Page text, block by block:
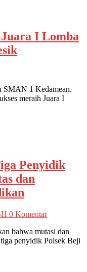
I Lomba
SMAN 1 Kedamean.
meraih Juara I
Penyidik
dan
0 Komentar
bahwa mutasi dan
penyidik Polsek Beji